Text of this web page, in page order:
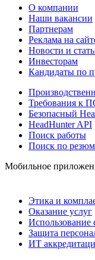
О компании
Наши вакансии
Партнерам
Реклама на
Новости и
Инвесторам
Кандидаты по
Требования к
Безопасный
HeadHunter API
Поиск работы
Поиск по
Мобильное
Этика и
Оказание услуг
Использование
Защита
ИТ